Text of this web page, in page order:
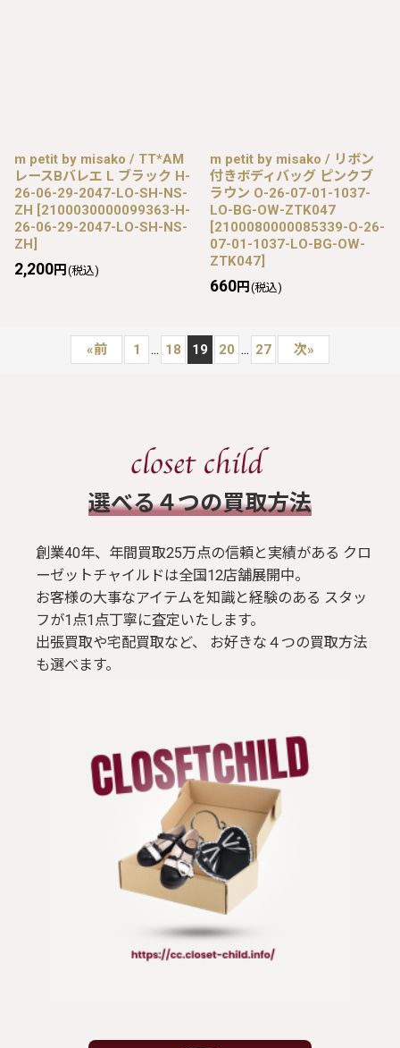
m petit by misako / TT*AM
レースBバレエ L ブラック H-
26-06-29-2047-LO-SH-NS-
ZH [2100030000099363-H-
26-06-29-2047-LO-SH-NS-
ZH]
2,200円 (税込)
m petit by misako / リボン
付きボディバッグ ピンクブ
ラウン O-26-07-01-1037-
LO-BG-OW-ZTK047
[2100080000085339-O-26-
07-01-1037-LO-BG-OW-
ZTK047]
660円 (税込)
«前 1 ... 18 19 20 ... 27 次»
​選べる４つの買取方法
創業40年、年間買取25万点の信頼と実績がある クロ
ーゼットチャイルドは全国12店舗展開中。
お客様の大事なアイテムを知識と経験のある スタッ
フが1点1点丁寧に査定いたします。
出張買取や宅配買取など、 お好きな４つの買取方法
も選べます。